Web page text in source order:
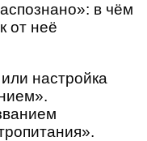
настройка